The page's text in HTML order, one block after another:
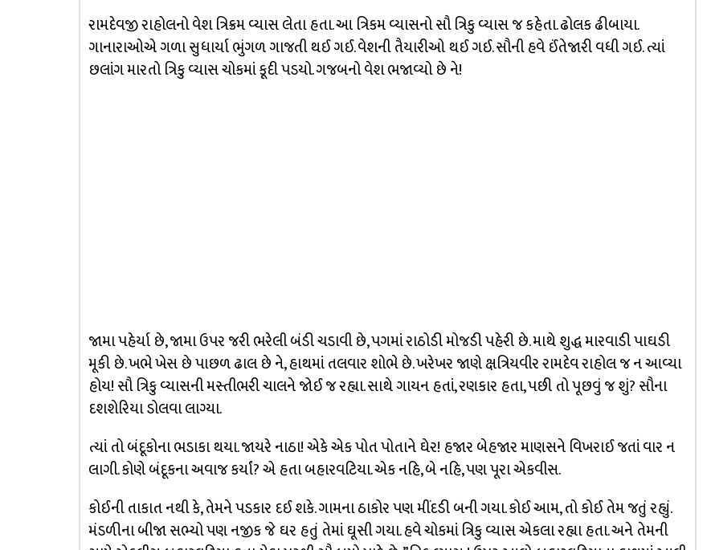
રામદેવજી રાહોલનો વેશ ત્રિક્રમ વ્યાસ લેતા હતા. આ ત્રિકમ વ્યાસનો સૌ ત્રિકુ વ્યાસ જ કહેતા. ઢોલક ઢીબાયા.
ગાનારાઓએ ગળા સુધાર્યા ભુંગળ ગાજતી થઈ ગઈ. વેશની તૈયારીઓ થઈ ગઈ. સૌની હવે ઈંતેજારી વધી ગઈ. ત્યાં
છલાંગ મારતો ત્રિકુ વ્યાસ ચોકમાં કૂદી પડયો. ગજબનો વેશ ભજાવ્યો છે ને!
જામા પહેર્યા છે, જામા ઉપર જરી ભરેલી બંડી ચડાવી છે, પગમાં રાઠોડી મોજડી પહેરી છે. માથે શુદ્ધ મારવાડી પાઘડી
મૂકી છે. ખભે ખેસ છે પાછળ ઢાલ છે ને, હાથમાં તલવાર શોભે છે. ખરેખર જાણે ક્ષત્રિયવીર રામદેવ રાહોલ જ ન આવ્યા
હોય! સૌ ત્રિકુ વ્યાસની મસ્તીભરી ચાલને જોઈ જ રહ્યા. સાથે ગાયન હતાં, રણકાર હતા, પછી તો પૂછવું જ શું? સૌના
દશશેરિયા ડોલવા લાગ્યા.
ત્યાં તો બંદૂકોના ભડાકા થયા. જાયરે નાઠા! એકે એક પોત પોતાને ઘેર! હજાર બેહજાર માણસને વિખરાઈ જતાં વાર ન
લાગી. કોણે બંદૂકના અવાજ કર્યાં? એ હતા બહારવટિયા. એક નહિ, બે નહિ, પણ પૂરા એકવીસ.
કોઈની તાકાત નથી કે, તેમને પડકાર દઈ શકે. ગામના ઠાકોર પણ મીંદડી બની ગયા. કોઈ આમ, તો કોઈ તેમ જતું રહ્યું.
મંડળીના બીજા સભ્યો પણ નજીક જે ઘર હતું તેમાં ઘૂસી ગયા. હવે ચોકમાં ત્રિકુ વ્યાસ એકલા રહ્યા હતા. અને તેમની